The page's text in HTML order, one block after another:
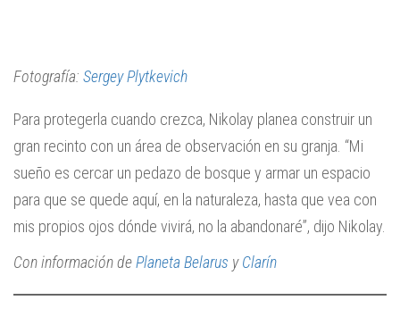
Fotografía: Sergey Plytkevich
Para protegerla cuando crezca, Nikolay planea construir un
gran recinto con un área de observación en su granja. “Mi
sueño es cercar un pedazo de bosque y armar un espacio
para que se quede aquí, en la naturaleza, hasta que vea con
mis propios ojos dónde vivirá, no la abandonaré”, dijo Nikolay.
Con información dePlaneta Belarus yClarín